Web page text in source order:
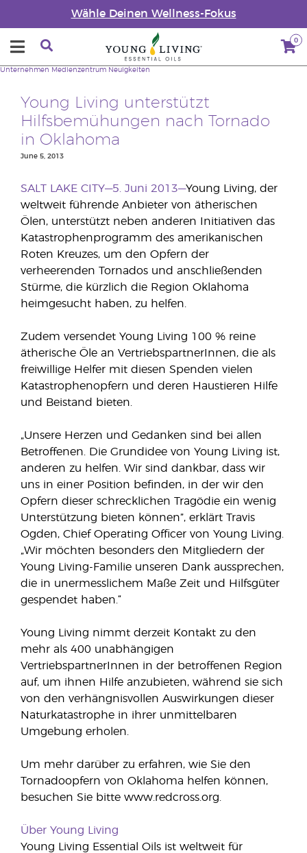
Wähle Deinen Wellness-Fokus
0
Unternehmen Medienzentrum Neuigkeiten
Young Living unterstützt
Hilfsbemühungen nach Tornado
in Oklahoma
June 5, 2013
SALT LAKE CITY—5. Juni 2013—Young Living, der
weltweit führende Anbieter von ätherischen
Ölen, unterstützt neben anderen Initiativen das
Katastrophenprogramm des amerikanischen
Roten Kreuzes, um den Opfern der
verheerenden Tornados und anschließenden
Stürme, die kürzlich die Region Oklahoma
heimgesucht haben, zu helfen.
Zudem versendet Young Living 100 % reine
ätherische Öle an VertriebspartnerInnen, die als
freiwillige Helfer mit diesen Spenden vielen
Katastrophenopfern und deren Haustieren Hilfe
und Beistand bieten.
„Unsere Herzen und Gedanken sind bei allen
Betroffenen. Die Grundidee von Young Living ist,
anderen zu helfen. Wir sind dankbar, dass wir
uns in einer Position befinden, in der wir den
Opfern dieser schrecklichen Tragödie ein wenig
Unterstützung bieten können”, erklärt Travis
Ogden, Chief Operating Officer von Young Living.
„Wir möchten besonders den Mitgliedern der
Young Living-Familie unseren Dank aussprechen,
die in unermesslichem Maße Zeit und Hilfsgüter
gespendet haben.“
Young Living nimmt derzeit Kontakt zu den
mehr als 400 unabhängigen
VertriebspartnerInnen in der betroffenen Region
auf, um ihnen Hilfe anzubieten, während sie sich
von den verhängnisvollen Auswirkungen dieser
Naturkatastrophe in ihrer unmittelbaren
Umgebung erholen.
Um mehr darüber zu erfahren, wie Sie den
Tornadoopfern von Oklahoma helfen können,
besuchen Sie bitte www.redcross.org.
Über Young Living
Young Living Essential Oils ist weltweit für